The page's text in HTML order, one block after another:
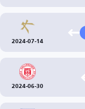
2024-07-14
2024-06-30